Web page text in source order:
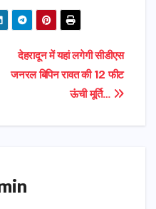
देहरादून में यहां लगेगी सीडीएस
जनरल बिपिन रावत की 12 फीट
ऊंची मूर्ति…